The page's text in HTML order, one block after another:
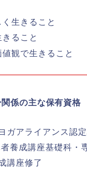
く生きること
ること
値観で生きること
係の主な保有資格
ガアライアンス認定
養成講座基礎科・
講座修了